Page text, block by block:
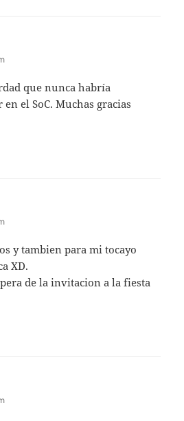
que nunca habría
el SoC. Muchas gracias
y tambien para mi tocayo
XD.
de la invitacion a la fiesta